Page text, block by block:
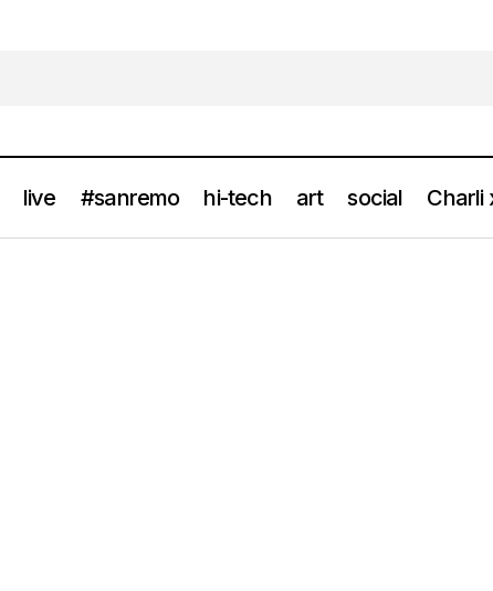
live #sanremo hi-tech art social Charli